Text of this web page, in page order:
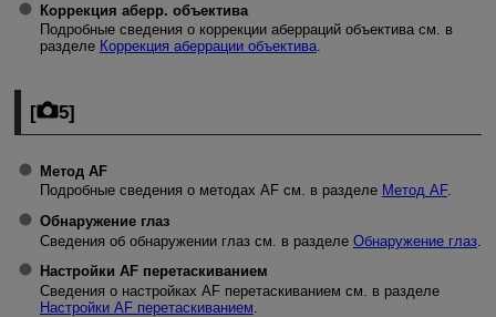
Коррекция аберр. объектива
Подробные сведения о коррекции аберраций объектива см. в
разделе Коррекция аберрации объектива.
[ 5]
Метод AF
Подробные сведения о методах AF см. в разделе Метод AF.
Обнаружение глаз
Сведения об обнаружении глаз см. в разделе Обнаружение глаз.
Настройки AF перетаскиванием
Сведения о настройках AF перетаскиванием см. в разделе
Настройки AF перетаскиванием